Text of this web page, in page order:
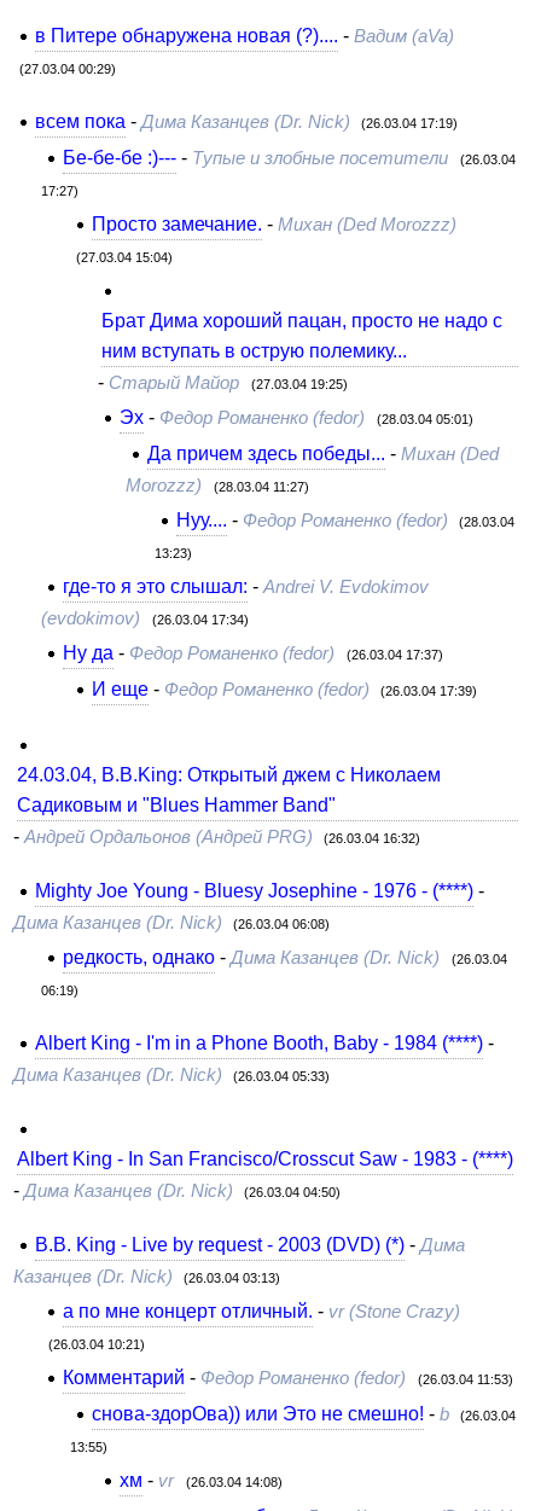
в Питере обнаружена новая (?).... - Вадим (aVa)
(27.03.04 00:29)
всем пока - Дима Казанцев (Dr. Nick) (26.03.04 17:19)
Бе-бе-бе :)--- - Тупые и злобные посетители (26.03.04
17:27)
Просто замечание. - Михан (Ded Morozzz)
(27.03.04 15:04)
Брат Дима хороший пацан, просто не надо с
ним вступать в острую полемику...
- Старый Майор (27.03.04 19:25)
Эх- Федор Романенко (fedor) (28.03.04 05:01)
Да причем здесь победы... -Михан (Ded
Morozzz)
(28.03.04 11:27)
Нуу.... - Федор Романенко (fedor) (28.03.04
13:23)
где-то я это слышал: -Andrei V. Evdokimov
(evdokimov)
(26.03.04 17:34)
Ну да - Федор Романенко (fedor) (26.03.04 17:37)
И еще- Федор Романенко (fedor) (26.03.04 17:39)
24.03.04, B.B.King: Открытый джем с Николаем
Садиковым и "Blues Hammer Band"
- Андрей Ордальонов (Андрей PRG) (26.03.04 16:32)
Mighty Joe Young - Bluesy Josephine - 1976 - (****)-
Дима Казанцев (Dr. Nick) (26.03.04 06:08)
редкость, однако -Дима Казанцев (Dr. Nick) (26.03.04
06:19)
Albert King - I'm in a Phone Booth, Baby - 1984 (****)-
Дима Казанцев (Dr. Nick) (26.03.04 05:33)
Albert King - In San Francisco/Crosscut Saw - 1983 - (****)
- Дима Казанцев (Dr. Nick) (26.03.04 04:50)
B.B. King - Live by request - 2003 (DVD) (*)- Дима
Казанцев (Dr. Nick)
(26.03.04 03:13)
а по мне концерт отличный. - vr (Stone Crazy)
(26.03.04 10:21)
Комментарий - Федор Романенко (fedor) (26.03.04 11:53)
снова-здорОва)) или Это не смешно! - b (26.03.04
13:55)
хм - vr (26.03.04 14:08)